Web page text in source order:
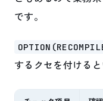
です。
するクセを付けると